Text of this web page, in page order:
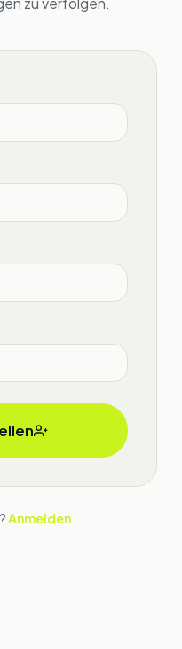
Anmelden